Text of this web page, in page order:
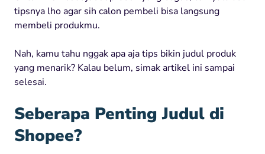
tipsnya lho agar sih calon pembeli bisa langsung
membeli produkmu.
Nah, kamu tahu nggak apa aja tips bikin judul produk
yang menarik? Kalau belum, simak artikel ini sampai
selesai.
Seberapa Penting Judul di
Shopee?